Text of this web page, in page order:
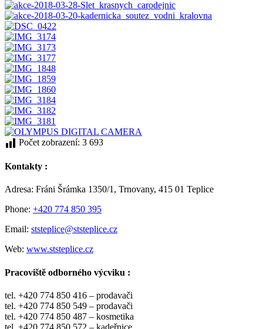
Počet zobrazení: 3 693
Kontakty :
Adresa: Fráni Šrámka 1350/1, Trnovany, 415 01 Teplice
Phone: +420 774 850 395
Email: ststeplice@ststeplice.cz
Web: www.ststeplice.cz
Pracoviště odborného výcviku :
tel. +420 774 850 416 – prodavači
tel. +420 774 850 549 – prodavači
tel. +420 774 850 487 – kosmetika
tel. +420 774 850 572 – kadeřnice